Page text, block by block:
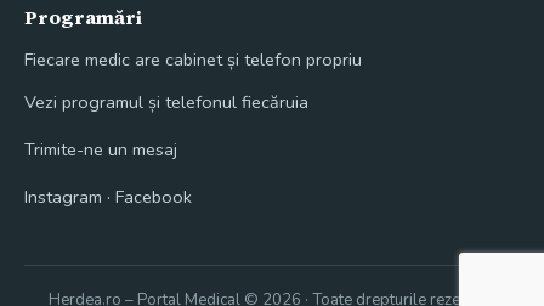
Programări
Fiecare medic are cabinet și telefon propriu
Vezi programul și telefonul fiecăruia
Trimite-ne un mesaj
Instagram · Facebook
Herdea.ro – Portal Medical © 2026 · Toate drepturile rezervate